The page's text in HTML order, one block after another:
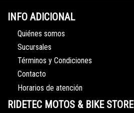
INFO ADICIONAL
Quiénes somos
Sucursales
Términos y Condiciones
Contacto
Horarios de atención
RIDETEC MOTOS & BIKE STORE